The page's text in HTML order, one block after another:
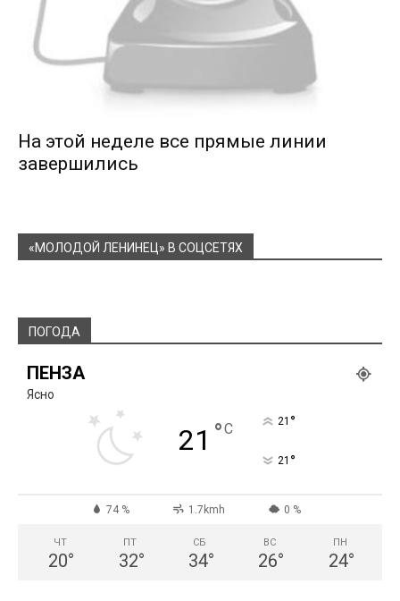
На этой неделе все прямые линии
завершились
«МОЛОДОЙ ЛЕНИНЕЦ» В СОЦСЕТЯХ
ПОГОДА
ПЕНЗА
Ясно
21 °C 21 °
21 °
74 % 1.7kmh 0 %
ЧТ
20°
ПТ
32°
СБ
34°
ВС
26°
ПН
24°